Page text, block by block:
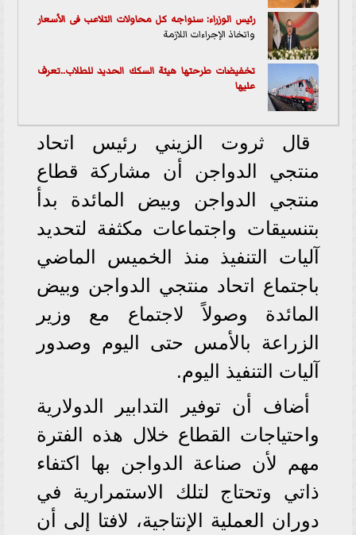
رئيس الوزراء: سنواجه كل محاولات التلاعب فى الأسعار
واتخاذ الإجراءات اللازمة
تخفيضات طرحتها هيئة السكك الحديد للطلاب..تعرف
عليها
قال ثروت الزيني رئيس اتحاد
منتجي الدواجن أن مشاركة قطاع
منتجي الدواجن وبيض المائدة بدأ
بتنسيقات واجتماعات مكثفة لتحديد
آليات التنفيذ منذ الخميس الماضي
باجتماع اتحاد منتجي الدواجن وبيض
المائدة وصولاً لاجتماع مع وزير
الزراعة بالأمس حتى اليوم وصدور
آليات التنفيذ اليوم.
أضاف أن توفير التدابير الدولارية
واحتياجات القطاع خلال هذه الفترة
مهم لأن صناعة الدواجن بها اكتفاء
ذاتي وتحتاج لتلك الاستمرارية في
دوران العملية الإنتاجية، لافتا إلى أن